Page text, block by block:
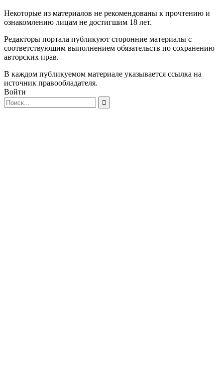
Некоторые из материалов не рекомендованы к прочтению и
ознакомлению лицам не достигшим 18 лет.
Редакторы портала публикуют сторонние материалы с
соответствующим выполнением обязательств по сохранению
авторских прав.
В каждом публикуемом материале указывается ссылка на
источник правообладателя.
Войти